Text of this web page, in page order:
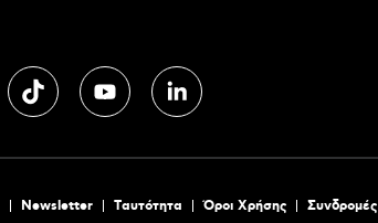
Newsletter Tαυτότητα Όροι Χρήσης Συνδρομές